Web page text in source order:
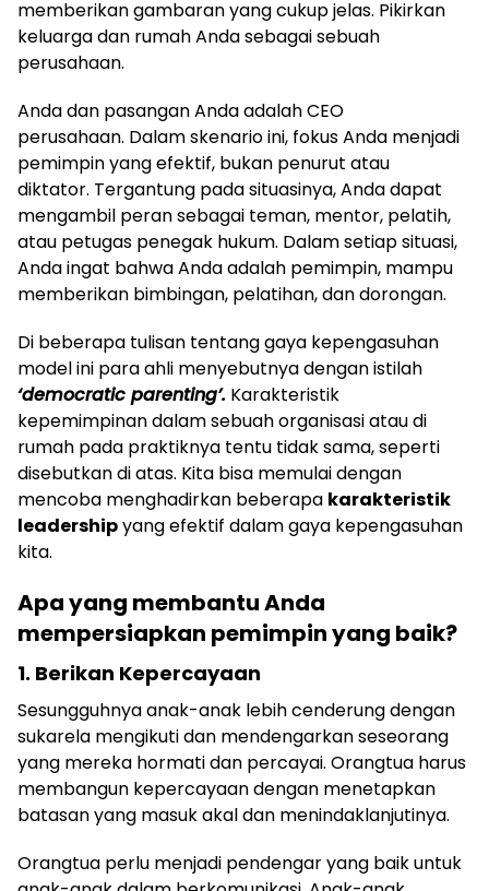
memberikan gambaran yang cukup jelas. Pikirkan
keluarga dan rumah Anda sebagai sebuah
perusahaan.
Anda dan pasangan Anda adalah CEO
perusahaan. Dalam skenario ini, fokus Anda menjadi
pemimpin yang efektif, bukan penurut atau
diktator. Tergantung pada situasinya, Anda dapat
mengambil peran sebagai teman, mentor, pelatih,
atau petugas penegak hukum. Dalam setiap situasi,
Anda ingat bahwa Anda adalah pemimpin, mampu
memberikan bimbingan, pelatihan, dan dorongan.
Di beberapa tulisan tentang gaya kepengasuhan
model ini para ahli menyebutnya dengan istilah
‘democratic parenting’. Karakteristik
kepemimpinan dalam sebuah organisasi atau di
rumah pada praktiknya tentu tidak sama, seperti
disebutkan di atas. Kita bisa memulai dengan
mencoba menghadirkan beberapa karakteristik
leadershipyang efektif dalam gaya kepengasuhan
kita.
Apa yang membantu Anda
mempersiapkan pemimpin yang baik?
1. Berikan Kepercayaan
Sesungguhnya anak-anak lebih cenderung dengan
sukarela mengikuti dan mendengarkan seseorang
yang mereka hormati dan percayai. Orangtua harus
membangun kepercayaan dengan menetapkan
batasan yang masuk akal dan menindaklanjutinya.
Orangtua perlu menjadi pendengar yang baik untuk